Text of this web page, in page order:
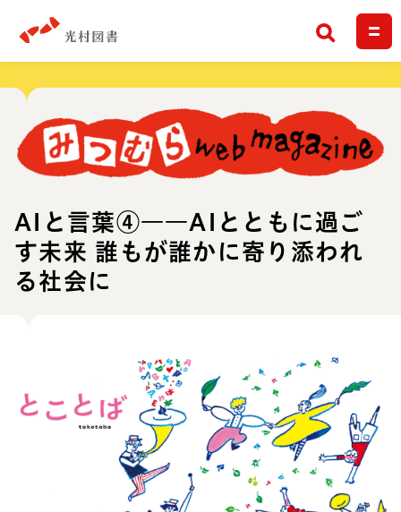
検索
AIと言葉④――AIとともに過ご
す未来 誰もが誰かに寄り添われ
る社会に